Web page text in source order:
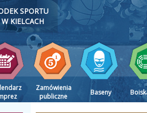
SPORTU
W KIELCACH
Zamówienia
publiczne
Baseny